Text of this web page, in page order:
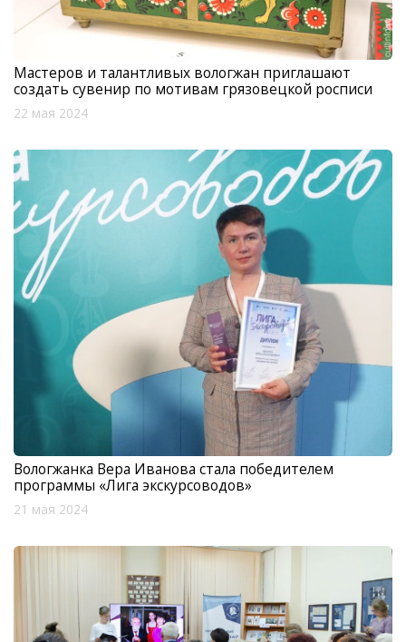
Мастеров и талантливых вологжан приглашают
создать сувенир по мотивам грязовецкой росписи
22 мая 2024
Вологжанка Вера Иванова стала победителем
программы «Лига экскурсоводов»
21 мая 2024